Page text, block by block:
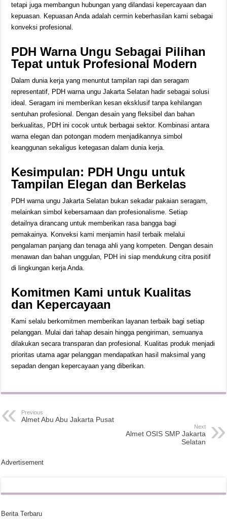
tetapi juga membangun hubungan yang dilandasi kepercayaan dan
kepuasan. Kepuasan Anda adalah cermin keberhasilan kami sebagai
konveksi profesional.
PDH Warna Ungu Sebagai Pilihan
Tepat untuk Profesional Modern
Dalam dunia kerja yang menuntut tampilan rapi dan seragam
representatif, PDH warna ungu Jakarta Selatan hadir sebagai solusi
ideal. Seragam ini memberikan kesan eksklusif tanpa kehilangan
sentuhan profesional. Dengan desain yang fleksibel dan bahan
berkualitas, PDH ini cocok untuk berbagai sektor. Kombinasi antara
warna elegan dan potongan modern menjadikannya simbol
keanggunan sekaligus ketegasan dalam dunia kerja.
Kesimpulan: PDH Ungu untuk
Tampilan Elegan dan Berkelas
PDH warna ungu Jakarta Selatan bukan sekadar pakaian seragam,
melainkan simbol kebersamaan dan profesionalisme. Setiap
detailnya dirancang untuk memberikan rasa bangga bagi
pemakainya. Konveksi kami menjamin hasil terbaik melalui
pengalaman panjang dan tenaga ahli yang kompeten. Dengan desain
menawan dan bahan unggulan, PDH ini siap mendukung citra positif
di lingkungan kerja Anda.
Komitmen Kami untuk Kualitas
dan Kepercayaan
Kami selalu berkomitmen memberikan layanan terbaik bagi setiap
pelanggan. Mulai dari tahap desain hingga pengiriman, semuanya
dilakukan secara transparan dan profesional. Kualitas produk menjadi
prioritas utama agar pelanggan mendapatkan hasil maksimal yang
sepadan dengan kepercayaan yang diberikan.
Previous
Almet Abu Abu Jakarta Pusat
Next
Almet OSIS SMP Jakarta
Selatan
Advertisement
Berita Terbaru